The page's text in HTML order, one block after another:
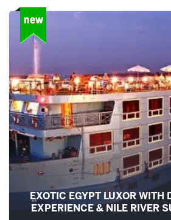
EXOTIC EGYPT LUXOR WITH
EXPERIENCE & NILE RIVER